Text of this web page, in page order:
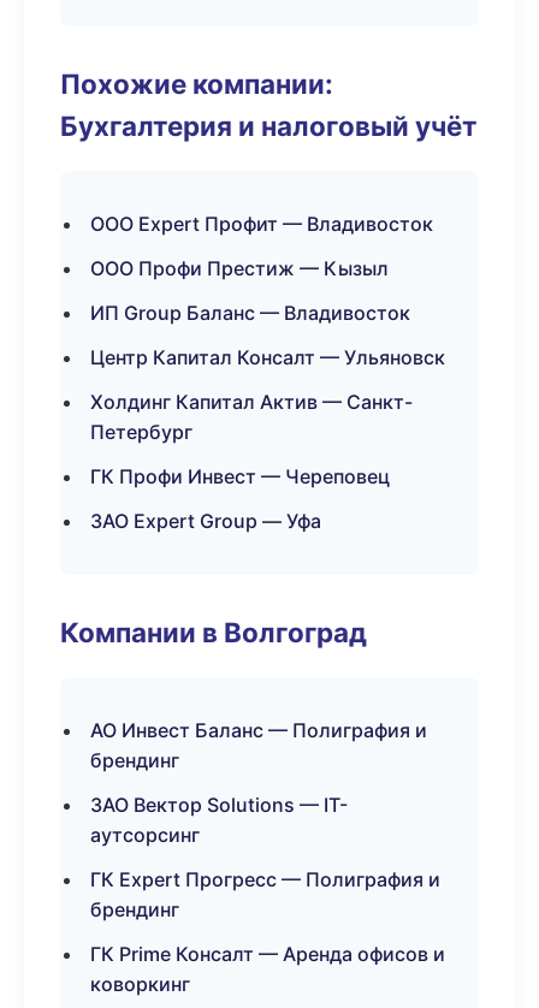
Похожие компании:
Бухгалтерия и налоговый учёт
ООО Expert Профит — Владивосток
ООО Профи Престиж — Кызыл
ИП Group Баланс — Владивосток
Центр Капитал Консалт — Ульяновск
Холдинг Капитал Актив — Санкт-
Петербург
ГК Профи Инвест — Череповец
ЗАО Expert Group — Уфа
Компании в Волгоград
АО Инвест Баланс — Полиграфия и
брендинг
ЗАО Вектор Solutions — IT-
аутсорсинг
ГК Expert Прогресс — Полиграфия и
брендинг
ГК Prime Консалт — Аренда офисов и
коворкинг